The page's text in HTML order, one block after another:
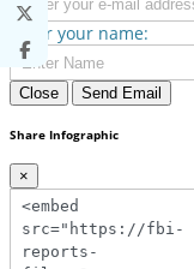
Enter your name:
Close Send Email
Share Infographic
×